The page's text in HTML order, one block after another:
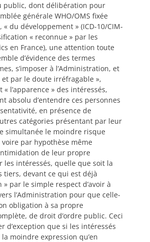
public, dont délibération pour
générale WHO/OMS fixée
« du développement » (ICD-10/CIM-
« reconnue » par les
en France), une attention toute
d’évidence des termes
s’imposer à l’Administration, et
et par le doute irréfragable »,
l’apparence » des intéressés,
absolu d’entendre ces personnes
en présence de
catégories présentant par leur
simultanée le moindre risque
voire par hypothèse même
de leur propre
les intéressés, quelle que soit la
tiers, devant ce qui est déjà
» par le simple respect d’avoir à
l’Administration pour que celle-
obligation à sa propre
de droit d’ordre public. Ceci
d’exception que si les intéressés
moindre expression qu’en